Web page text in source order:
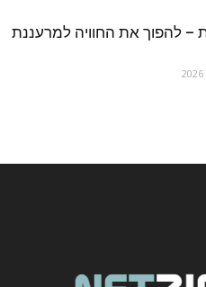
– להפוך את החוויה למרעננת